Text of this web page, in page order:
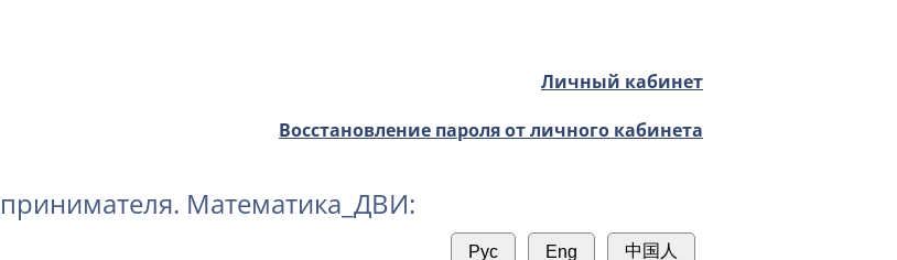
Личный кабинет
Восстановление пароля от личного кабинета
Математика_ДВИ: